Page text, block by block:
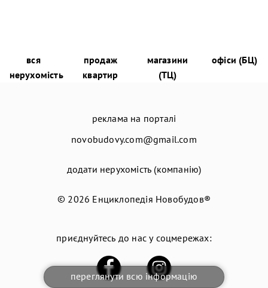
переглянути всю інформацію
вся
нерухомість
продаж
квартир
магазини
(ТЦ)
офіси (БЦ)
реклама на порталі
novobudovy.com@gmail.com
додати нерухомість (компанію)
© 2026 Енциклопедія Новобудов®
приєднуйтесь до нас у соцмережах: